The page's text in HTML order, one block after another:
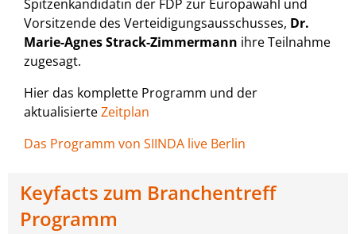
Spitzenkandidatin der FDP zur Europawahl und
Vorsitzende des Verteidigungsausschusses, Dr.
Marie-Agnes Strack-Zimmermann ihre Teilnahme
zugesagt.
Hier das komplette Programm und der
aktualisierteZeitplan
Das Programm von SIINDA live Berlin
Keyfacts zum Branchentreff
Programm